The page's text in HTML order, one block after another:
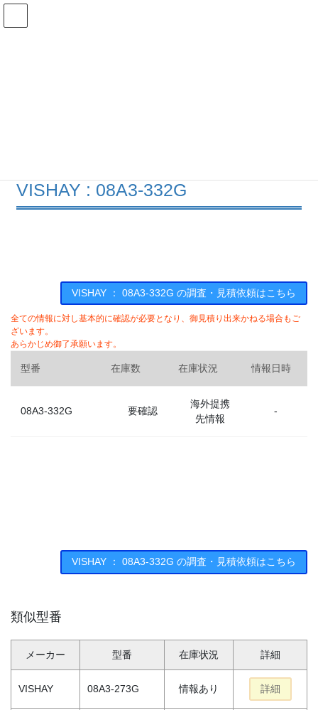
コ
ナ
VISHAY : 08A3-332G
VISHAY ： 08A3-332G の調査・見積依頼はこちら
全ての情報に対し基本的に確認が必要となり、御見積り出来かねる場合もご
ざいます。
あらかじめ御了承願います。
型番 在庫数 在庫状況 情報日時
08A3-332G 要確認
海外提携
先情報
-
VISHAY ： 08A3-332G の調査・見積依頼はこちら
類似型番
メーカー 型番 在庫状況 詳細
VISHAY 08A3-273G 情報あり 詳細